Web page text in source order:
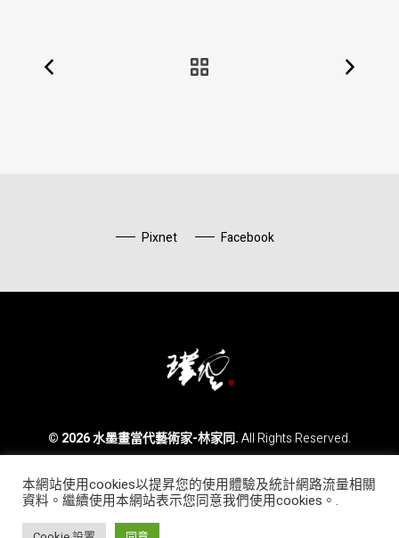
Pixnet Facebook
© 2026 水墨畫當代藝術家-林家同.All Rights Reserved.
Phone:0800 886 828
Email: morrislin1130@yahoo.com.tw
Line ID:morris1130
本網站使用cookies以提昇您的使用體驗及統計網路流量相關
資料。繼續使用本網站表示您同意我們使用cookies。.